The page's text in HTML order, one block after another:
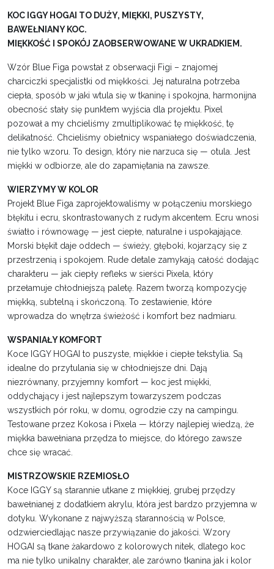
KOC IGGY HOGAI TO DUŻY, MIĘKKI, PUSZYSTY,
BAWEŁNIANY KOC.
MIĘKKOŚĆ I SPOKÓJ ZAOBSERWOWANE W UKRADKIEM.
Wzór Blue Figa powstał z obserwacji Figi – znajomej
charciczki specjalistki od miękkości. Jej naturalna potrzeba
ciepła, sposób w jaki wtula się w tkaninę i spokojna, harmonijna
obecność stały się punktem wyjścia dla projektu. Pixel
pozował a my chcieliśmy zmultiplikować tę miękkość, tę
delikatność. Chcieliśmy obietnicy wspaniałego doświadczenia,
nie tylko wzoru. To design, który nie narzuca się — otula. Jest
miękki w odbiorze, ale do zapamiętania na zawsze.
WIERZYMY W KOLOR
Projekt Blue Figa zaprojektowaliśmy w połączeniu morskiego
błękitu i ecru, skontrastowanych z rudym akcentem. Ecru wnosi
światło i równowagę — jest ciepłe, naturalne i uspokajające.
Morski błękit daje oddech — świeży, głęboki, kojarzący się z
przestrzenią i spokojem. Rude detale zamykają całość dodając
charakteru — jak ciepły refleks w sierści Pixela, który
przełamuje chłodniejszą paletę. Razem tworzą kompozycję
miękką, subtelną i skończoną. To zestawienie, które
wprowadza do wnętrza świeżość i komfort bez nadmiaru.
WSPANIAŁY KOMFORT
Koce IGGY HOGAI to puszyste, miękkie i ciepłe tekstylia. Są
idealne do przytulania się w chłodniejsze dni. Dają
niezrównany, przyjemny komfort — koc jest miękki,
oddychający i jest najlepszym towarzyszem podczas
wszystkich pór roku, w domu, ogrodzie czy na campingu.
Testowane przez Kokosa i Pixela — którzy najlepiej wiedzą, że
miękka bawełniana przędza to miejsce, do którego zawsze
chce się wracać.
MISTRZOWSKIE RZEMIOSŁO
Koce IGGY są starannie utkane z miękkiej, grubej przędzy
bawełnianej z dodatkiem akrylu, która jest bardzo przyjemna w
dotyku. Wykonane z najwyższą starannością w Polsce,
odzwierciedlając nasze przywiązanie do jakości. Wzory
HOGAI są tkane żakardowo z kolorowych nitek, dlatego koc
ma nie tylko unikalny charakter, ale zarówno tkanina jak i kolor